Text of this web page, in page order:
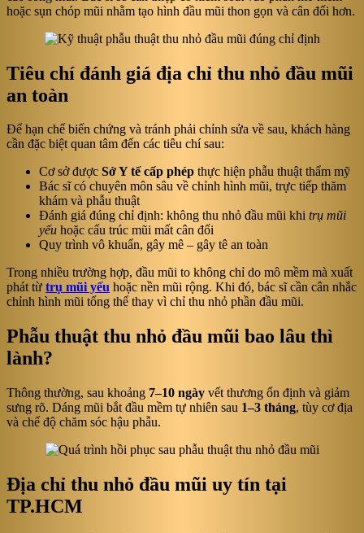
hoặc sụn chóp mũi nhằm tạo hình đầu mũi thon gọn và cân đối hơn.
Tiêu chí đánh giá địa chỉ thu nhỏ đầu mũi
an toàn
Để hạn chế biến chứng và tránh phải chỉnh sửa về sau, khách hàng
cần đặc biệt quan tâm đến các tiêu chí sau:
Cơ sở được Sở Y tế cấp phép thực hiện phẫu thuật thẩm mỹ
Bác sĩ có chuyên môn sâu về chỉnh hình mũi, trực tiếp thăm
khám và phẫu thuật
Đánh giá đúng chỉ định: không thu nhỏ đầu mũi khi trụ mũi
yếu hoặc cấu trúc mũi mất cân đối
Quy trình vô khuẩn, gây mê – gây tê an toàn
Trong nhiều trường hợp, đầu mũi to không chỉ do mô mềm mà xuất
phát từ trụ mũi yếu hoặc nền mũi rộng. Khi đó, bác sĩ cần cân nhắc
chỉnh hình mũi tổng thể thay vì chỉ thu nhỏ phần đầu mũi.
Phẫu thuật thu nhỏ đầu mũi bao lâu thì
lành?
Thông thường, sau khoảng 7–10 ngày vết thương ổn định và giảm
sưng rõ. Dáng mũi bắt đầu mềm tự nhiên sau 1–3 tháng, tùy cơ địa
và chế độ chăm sóc hậu phẫu.
Địa chỉ thu nhỏ đầu mũi uy tín tại
TP.HCM